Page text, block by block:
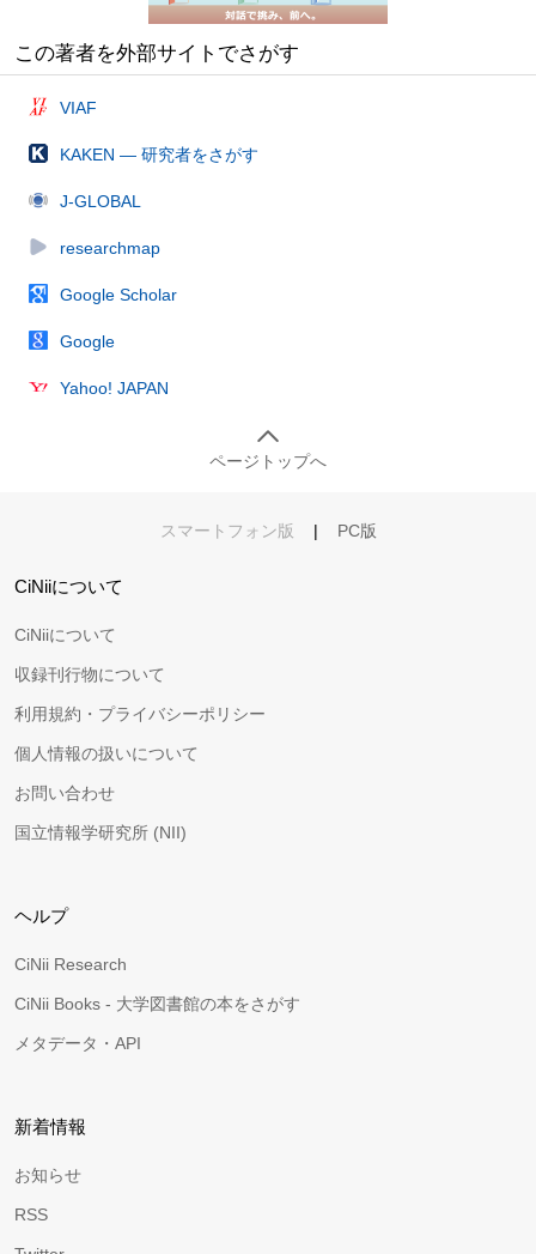
この著者を外部サイトでさがす
VIAF
KAKEN — 研究者をさがす
J-GLOBAL
researchmap
Google Scholar
Google
Yahoo! JAPAN
ページトップへ
スマートフォン版 | PC版
CiNiiについて
CiNiiについて
収録刊行物について
利用規約・プライバシーポリシー
個人情報の扱いについて
お問い合わせ
国立情報学研究所 (NII)
ヘルプ
CiNii Research
CiNii Books - 大学図書館の本をさがす
メタデータ・API
新着情報
お知らせ
RSS